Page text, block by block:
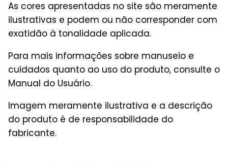
As cores apresentadas no site são meramente
ilustrativas e podem ou não corresponder com
exatidão à tonalidade aplicada.
Para mais informações sobre manuseio e
cuidados quanto ao uso do produto, consulte o
Manual do Usuário.
Imagem meramente ilustrativa e a descrição
do produto é de responsabilidade do
fabricante.